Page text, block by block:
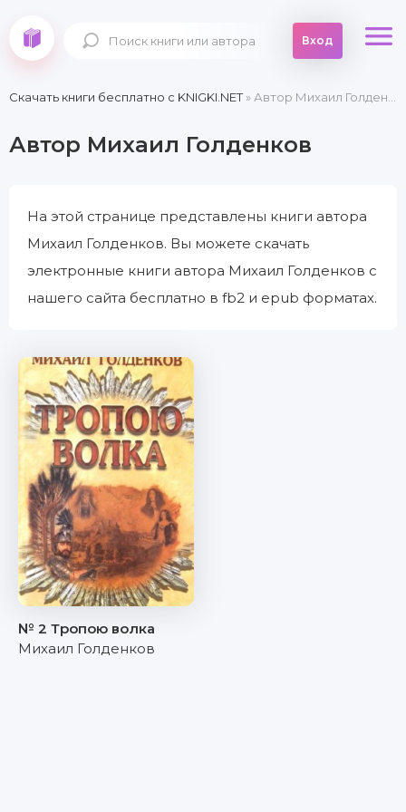
Вход
Скачать книги бесплатно c KNIGKI.NET» Автор Михаил Голденков
Автор Михаил Голденков
На этой странице представлены книги автора
Михаил Голденков. Вы можете скачать
электронные книги автора Михаил Голденков с
нашего сайта бесплатно в fb2 и epub форматах.
№ 2 Тропою волка
Михаил Голденков